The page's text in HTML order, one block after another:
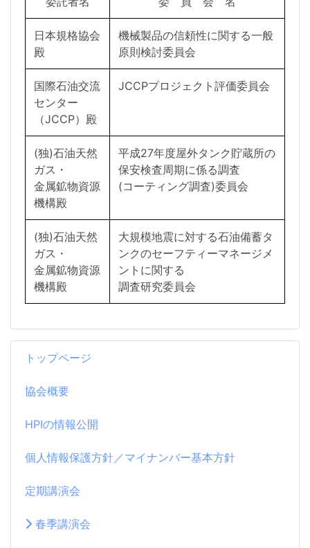
トップページ
協会概要
HPIの情報公開
個人情報保護方針／マイナンバー基本方針
定期講演会
春季講演会
日本規格協会
殿
機械製品の信頼性に関する一般
原則検討委員会
国際石油交流
センター
（JCCP）殿
JCCPプロジェクト評価委員会
(独)石油天然
ガス・
金属鉱物資源
機構殿
平成27年度屋外タンク貯蔵所の
保安検査周期に係る調査
(コーティング調査)委員会
(独)石油天然
ガス・
金属鉱物資源
機構殿
大規模地震に対する石油備蓄タ
ンクのセーフティーマネージメ
ントに関する
調査研究委員会